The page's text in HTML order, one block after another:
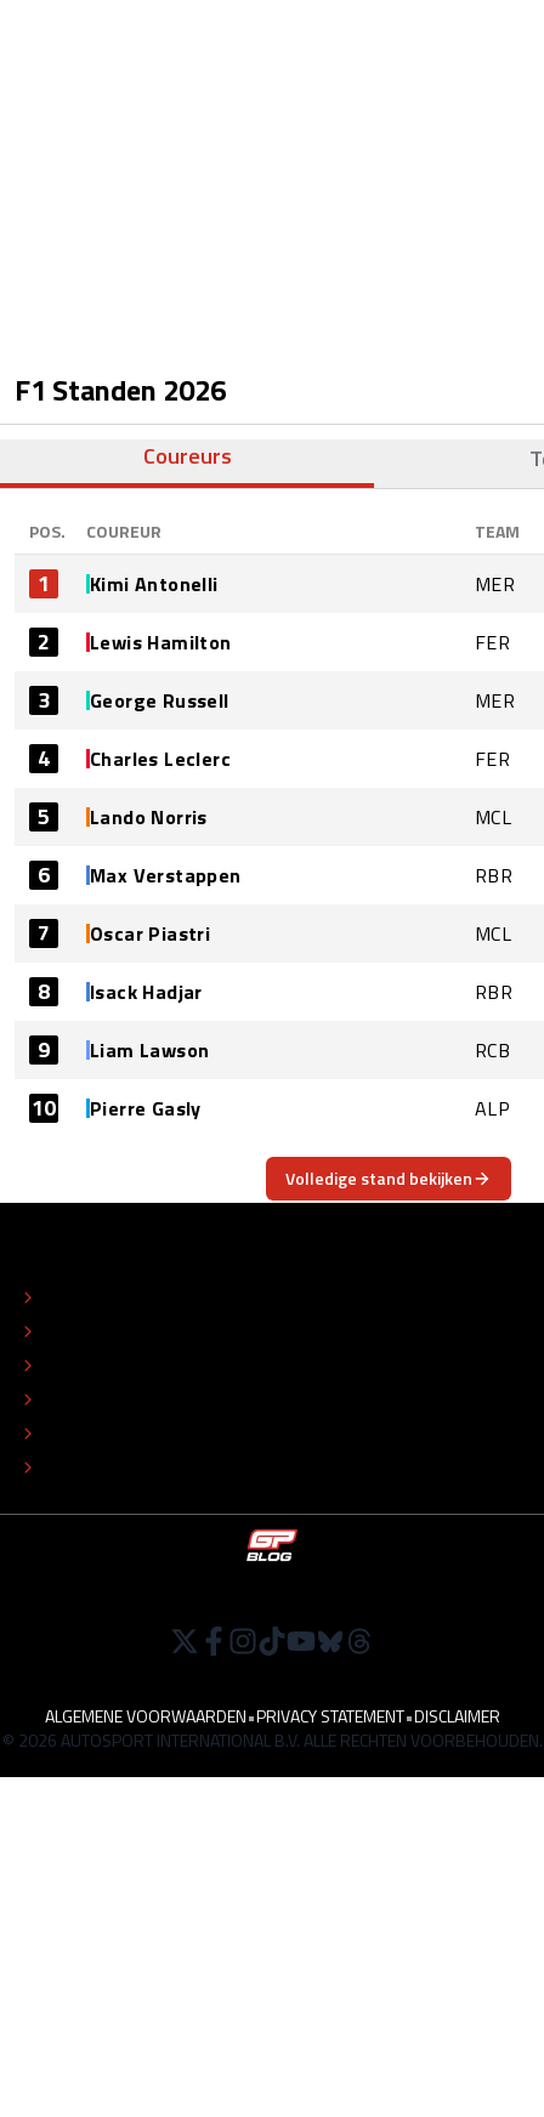
F1 Standen 2026
Coureurs
POS. COUREUR TEAM
1 Kimi Antonelli MER
2 Lewis Hamilton FER
3 George Russell MER
4 Charles Leclerc FER
5 Lando Norris MCL
6 Max Verstappen RBR
7 Oscar Piastri MCL
8 Isack Hadjar RBR
9 Liam Lawson RCB
10 Pierre Gasly ALP
Volledige stand bekijken
ALGEMENE VOORWAARDEN•PRIVACY STATEMENT•DISCLAIMER
© 2026 AUTOSPORT INTERNATIONAL B.V. ALLE RECHTEN VOORBEHOUDEN.